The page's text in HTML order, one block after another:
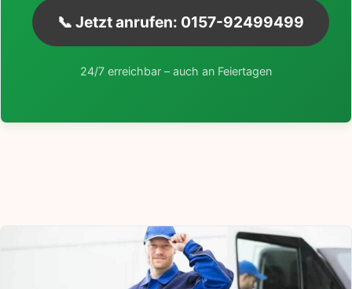
📞 Jetzt anrufen: 0157-92499499
24/7 erreichbar – auch an Feiertagen